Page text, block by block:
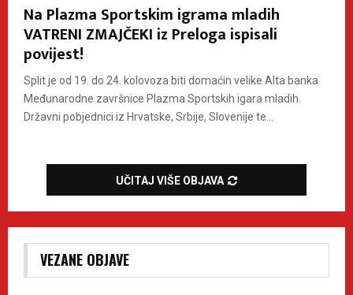
Na Plazma Sportskim igrama mladih
VATRENI ZMAJČEKI iz Preloga ispisali
povijest!
Split je od 19. do 24. kolovoza biti domaćin velike Alta banka
Međunarodne završnice Plazma Sportskih igara mladih.
Državni pobjednici iz Hrvatske, Srbije, Slovenije te...
UČITAJ VIŠE OBJAVA
VEZANE OBJAVE